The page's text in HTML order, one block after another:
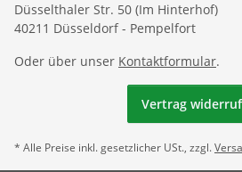
Düsselthaler Str. 50 (Im Hinterhof)
40211 Düsseldorf - Pempelfort
Oder über unser Kontaktformular.
Vertrag
* Alle Preise inkl. gesetzlicher USt., zzgl.